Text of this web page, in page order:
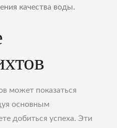
качества воды.
может показаться
основным
добиться успеха. Эти